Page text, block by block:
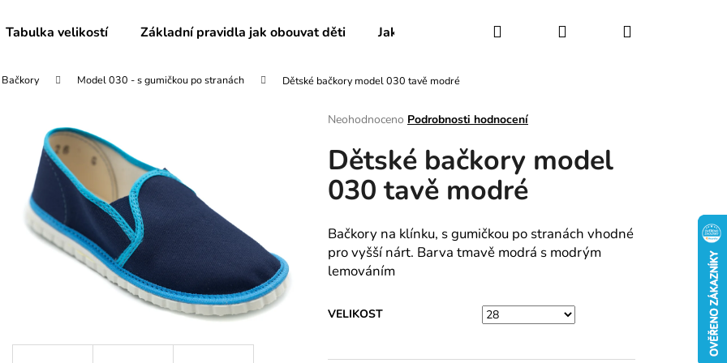
Tabulka velikostí Základní pravidla jak obouvat děti Jak udržovat obuv Certifikáty Kontakty
Hledat PřihlášeníNákupní
Bačkory Model 030 - s gumičkou po stranách Dětské bačkory model 030 tavě modré
Průměrné
produktu
je
0,0
z
hvězdiček.
Neohodnoceno Podrobnosti hodnocení
Dětské bačkory model
030 tavě modré
Bačkory na klínku, s gumičkou po stranách vhodné
pro vyšší nárt. Barva tmavě modrá s modrým
lemováním
VELIKOST
Co potřebujete najít?
Doporučujeme
PÁNSKÉ BAČKORY MODEL 072